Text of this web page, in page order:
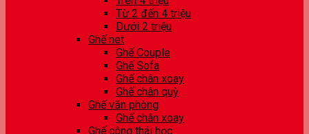
Từ 2 đến 4 triệu
Dưới 2 triệu
Ghế net
Ghế Couple
Ghế Sofa
Ghế chân xoay
Ghế chân quỳ
Ghế văn phòng
Ghế chân xoay
Ghế công thái học